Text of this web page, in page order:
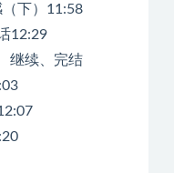
下）11:58
12:29
继续、完结